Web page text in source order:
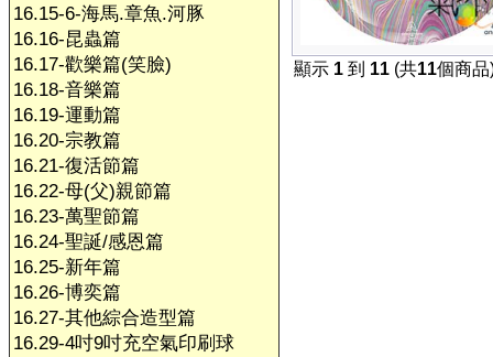
16.15-6-海馬.章魚.河豚
16.16-昆蟲篇
16.17-歡樂篇(笑臉)
16.18-音樂篇
16.19-運動篇
16.20-宗教篇
16.21-復活節篇
16.22-母(父)親節篇
16.23-萬聖節篇
16.24-聖誕/感恩篇
16.25-新年篇
16.26-博奕篇
16.27-其他綜合造型篇
16.29-4吋9吋充空氣印刷球
顯示 1 到 11 (共11個商品